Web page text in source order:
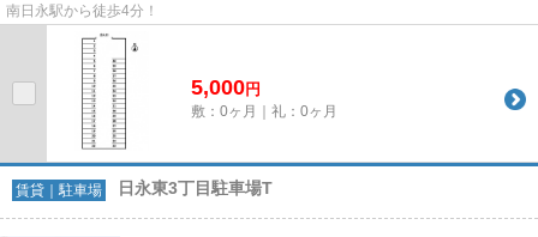
南日永駅から徒歩4分！
5,000円
敷：0ヶ月｜礼：0ヶ月
賃貸｜駐車場 日永東3丁目駐車場T